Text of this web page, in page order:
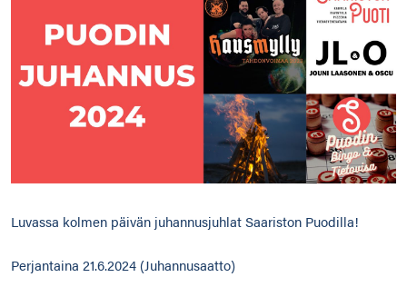
Luvassa kolmen päivän juhannusjuhlat Saariston Puodilla!
Perjantaina 21.6.2024 (Juhannusaatto)